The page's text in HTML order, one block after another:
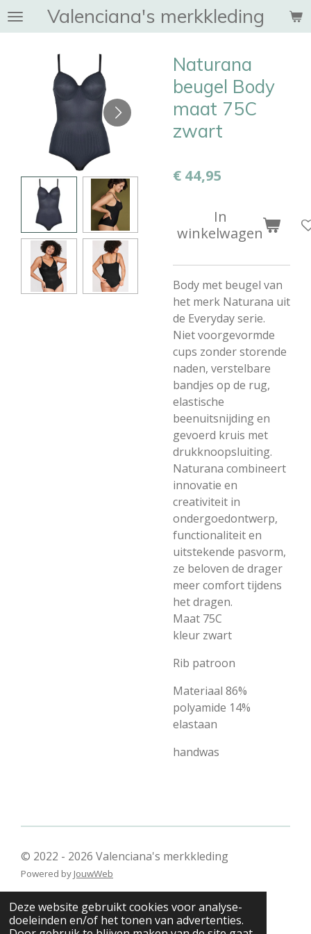
Deze website gebruikt cookies voor analyse-
doeleinden en/of het tonen van advertenties.
Ga
direct
hoofdinhoud
Valenciana's merkkleding
Naturana
beugel Body
maat 75C
zwart
€ 44,95
In
winkelwagen
Body met beugel van
het merk Naturana uit
de Everyday serie.
Niet voorgevormde
cups zonder storende
naden, verstelbare
bandjes op de rug,
elastische
beenuitsnijding en
gevoerd kruis met
drukknoopsluiting.
Naturana combineert
innovatie en
creativiteit in
ondergoedontwerp,
functionaliteit en
uitstekende pasvorm,
ze beloven de drager
meer comfort tijdens
het dragen.
Maat 75C
kleur zwart
Rib patroon
Materiaal 86%
polyamide 14%
elastaan
handwas
© 2022 - 2026 Valenciana's merkkleding
Powered by JouwWeb